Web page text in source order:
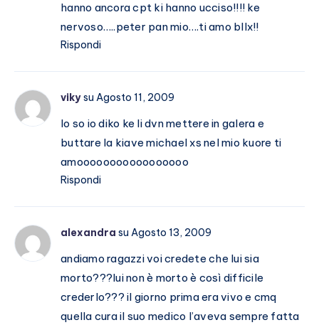
hanno ancora cpt ki hanno ucciso!!!! ke
nervoso…..peter pan mio….ti amo bllx!!
Rispondi
vikysu Agosto 11, 2009
lo so io diko ke li dvn mettere in galera e
buttare la kiave michael xs nel mio kuore ti
amooooooooooooooooo
Rispondi
alexandra su Agosto 13, 2009
andiamo ragazzi voi credete che lui sia
morto???lui non è morto è così difficile
crederlo??? il giorno prima era vivo e cmq
quella cura il suo medico l’aveva sempre fatta